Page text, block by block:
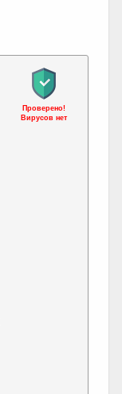
Проверено!
Вирусов нет